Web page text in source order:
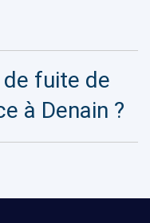
fuite de
à Denain ?